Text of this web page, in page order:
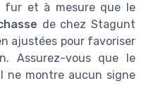
fur et à mesure que le
de chez Stagunt
ajustées pour favoriser
Assurez-vous que le
ne montre aucun signe